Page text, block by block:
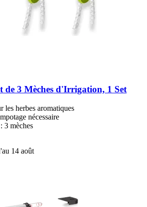
de 3 Mèches d'Irrigation, 1 Set
les herbes aromatiques
nécessaire
3 mèches
14 août